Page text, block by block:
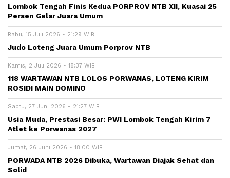
Lombok Tengah Finis Kedua PORPROV NTB XII, Kuasai 25
Persen Gelar Juara Umum
Rabu, 15 Juli 2026 - 21:29 WIB
Judo Loteng Juara Umum Porprov NTB
Kamis, 2 Juli 2026 - 18:37 WIB
118 WARTAWAN NTB LOLOS PORWANAS, LOTENG KIRIM
ROSIDI MAIN DOMINO
Sabtu, 27 Juni 2026 - 21:27 WIB
Usia Muda, Prestasi Besar: PWI Lombok Tengah Kirim 7
Atlet ke Porwanas 2027
Jumat, 26 Juni 2026 - 18:00 WIB
PORWADA NTB 2026 Dibuka, Wartawan Diajak Sehat dan
Solid